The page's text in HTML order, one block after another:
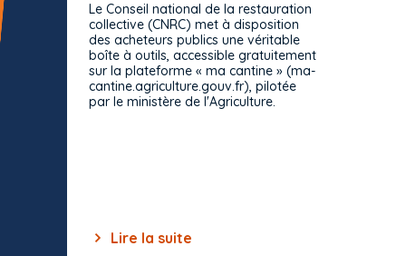
Le Conseil national de la restauration
collective (CNRC) met à disposition
des acheteurs publics une véritable
boîte à outils, accessible gratuitement
sur la plateforme « ma cantine » (ma-
cantine.agriculture.gouv.fr), pilotée
par le ministère de l'Agriculture.
Lire la suite